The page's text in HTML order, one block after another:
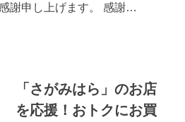
謝申し上げます。 感謝…
「さがみはら」のお店
を応援！おトクにお買